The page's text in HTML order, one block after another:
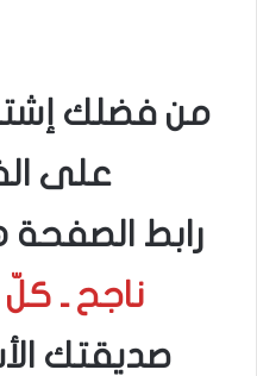
من فضلك
على
رابط الصفحة
ناجح ـ
صديقتك